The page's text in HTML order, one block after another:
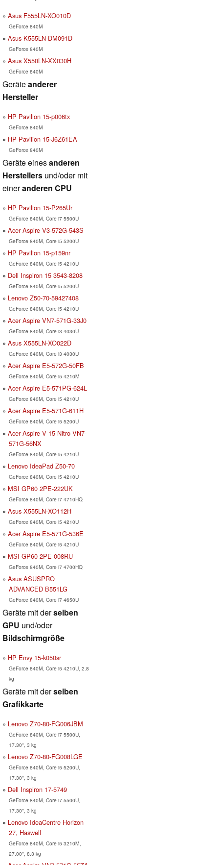
Asus F555LN-XO010D
GeForce 840M
Asus K555LN-DM091D
GeForce 840M
Asus X550LN-XX030H
GeForce 840M
Geräteanderer
Hersteller
HP Pavilion 15-p006tx
GeForce 840M
HP Pavilion 15-J6Z61EA
GeForce 840M
Geräte einesanderen
Herstellers und/oder mit
eineranderen CPU
HP Pavilion 15-P265Ur
GeForce 840M, Core i7 5500U
Acer Aspire V3-572G-543S
GeForce 840M, Core i5 5200U
HP Pavilion 15-p159nr
GeForce 840M, Core i5 4210U
Dell Inspiron 15 3543-8208
GeForce 840M, Core i5 5200U
Lenovo Z50-70-59427408
GeForce 840M, Core i5 4210U
Acer Aspire VN7-571G-33J0
GeForce 840M, Core i3 4030U
Asus X555LN-XO022D
GeForce 840M, Core i3 4030U
Acer Aspire E5-572G-50FB
GeForce 840M, Core i5 4210M
Acer Aspire E5-571PG-624L
GeForce 840M, Core i5 4210U
Acer Aspire E5-571G-611H
GeForce 840M, Core i5 5200U
Acer Aspire V 15 Nitro VN7-
571G-56NX
GeForce 840M, Core i5 4210U
Lenovo IdeaPad Z50-70
GeForce 840M, Core i5 4210U
MSI GP60 2PE-222UK
GeForce 840M, Core i7 4710HQ
Asus X555LN-XO112H
GeForce 840M, Core i5 4210U
Acer Aspire E5-571G-536E
GeForce 840M, Core i5 4210U
MSI GP60 2PE-008RU
GeForce 840M, Core i7 4700HQ
Asus ASUSPRO
ADVANCED B551LG
GeForce 840M, Core i7 4650U
Geräte mit derselben
GPU und/oder
Bildschirmgröße
HP Envy 15-k050sr
GeForce 840M, Core i5 4210U, 2.8
kg
Geräte mit derselben
Grafikkarte
Lenovo Z70-80-FG006JBM
GeForce 840M, Core i7 5500U,
17.30", 3 kg
Lenovo Z70-80-FG008LGE
GeForce 840M, Core i5 5200U,
17.30", 3 kg
Dell Inspiron 17-5749
GeForce 840M, Core i7 5500U,
17.30", 3 kg
Lenovo IdeaCentre Horizon
27, Haswell
GeForce 840M, Core i5 3210M,
27.00", 8.3 kg